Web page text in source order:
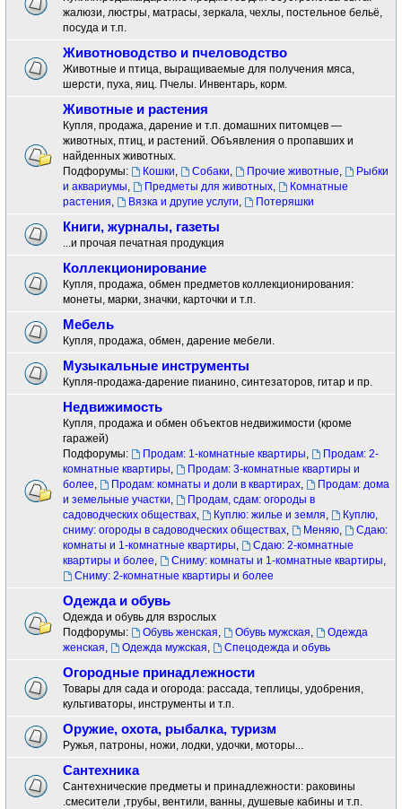
жалюзи, люстры, матрасы, зеркала, чехлы, постельное бельё,
посуда и т.п.
Животноводство и пчеловодство
Животные и птица, выращиваемые для получения мяса,
шерсти, пуха, яиц. Пчелы. Инвентарь, корм.
Животные и растения
Купля, продажа, дарение и т.п. домашних питомцев —
животных, птиц, и растений. Объявления о пропавших и
найденных животных.
Подфорумы:
Кошки, Собаки, Прочие животные,
Рыбки
и аквариумы, Предметы для животных,
Комнатные
растения, Вязка и другие услуги, Потеряшки
Книги, журналы, газеты
...и прочая печатная продукция
Коллекционирование
Купля, продажа, обмен предметов коллекционирования:
монеты, марки, значки, карточки и т.п.
Мебель
Купля, продажа, обмен, дарение мебели.
Музыкальные инструменты
Купля-продажа-дарение пианино, синтезаторов, гитар и пр.
Недвижимость
Купля, продажа и обмен объектов недвижимости (кроме
гаражей)
Подфорумы:
Продам: 1-комнатные квартиры,
Продам: 2-
комнатные квартиры,
Продам: 3-комнатные квартиры и
более, Продам: комнаты и доли в квартирах,
Продам: дома
и земельные участки,
Продам, сдам: огороды в
садоводческих обществах, Куплю: жилье и земля,
Куплю,
сниму: огороды в садоводческих обществах, Меняю,
Сдаю:
комнаты и 1-комнатные квартиры,
Сдаю: 2-комнатные
квартиры и более, Сниму: комнаты и 1-комнатные квартиры,
Сниму: 2-комнатные квартиры и более
Одежда и обувь
Одежда и обувь для взрослых
Подфорумы:
Обувь женская, Обувь мужская,
Одежда
женская, Одежда мужская, Спецодежда и обувь
Огородные принадлежности
Товары для сада и огорода: рассада, теплицы, удобрения,
культиваторы, инструменты и т.п.
Оружие, охота, рыбалка, туризм
Ружья, патроны, ножи, лодки, удочки, моторы...
Сантехника
Сантехнические предметы и принадлежности: раковины
.смесители ,трубы, вентили, ванны, душевые кабины и т.п.